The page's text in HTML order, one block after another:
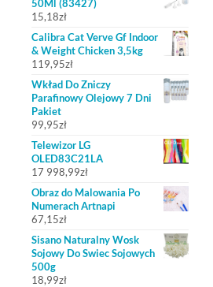
50Ml (83427)
15,18zł
Calibra Cat Verve Gf Indoor
& Weight Chicken 3,5kg
119,95zł
Wkład Do Zniczy
Parafinowy Olejowy 7 Dni
Pakiet
99,95zł
Telewizor LG
OLED83C21LA
17 998,99zł
Obraz do Malowania Po
Numerach Artnapi
67,15zł
Sisano Naturalny Wosk
Sojowy Do Swiec Sojowych
500g
18,99zł